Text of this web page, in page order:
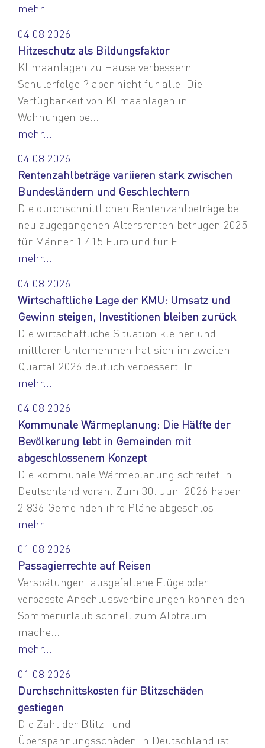
mehr...
04.08.2026
Hitzeschutz als Bildungsfaktor
Klimaanlagen zu Hause verbessern
Schulerfolge ? aber nicht für alle. Die
Verfügbarkeit von Klimaanlagen in
Wohnungen be...
mehr...
04.08.2026
Rentenzahlbeträge variieren stark zwischen
Bundesländern und Geschlechtern
Die durchschnittlichen Rentenzahlbeträge bei
neu zugegangenen Altersrenten betrugen 2025
für Männer 1.415 Euro und für F...
mehr...
04.08.2026
Wirtschaftliche Lage der KMU: Umsatz und
Gewinn steigen, Investitionen bleiben zurück
Die wirtschaftliche Situation kleiner und
mittlerer Unternehmen hat sich im zweiten
Quartal 2026 deutlich verbessert. In...
mehr...
04.08.2026
Kommunale Wärmeplanung: Die Hälfte der
Bevölkerung lebt in Gemeinden mit
abgeschlossenem Konzept
Die kommunale Wärmeplanung schreitet in
Deutschland voran. Zum 30. Juni 2026 haben
2.836 Gemeinden ihre Pläne abgeschlos...
mehr...
01.08.2026
Passagierrechte auf Reisen
Verspätungen, ausgefallene Flüge oder
verpasste Anschlussverbindungen können den
Sommerurlaub schnell zum Albtraum
mache...
mehr...
01.08.2026
Durchschnittskosten für Blitzschäden
gestiegen
Die Zahl der Blitz- und
Überspannungsschäden in Deutschland ist